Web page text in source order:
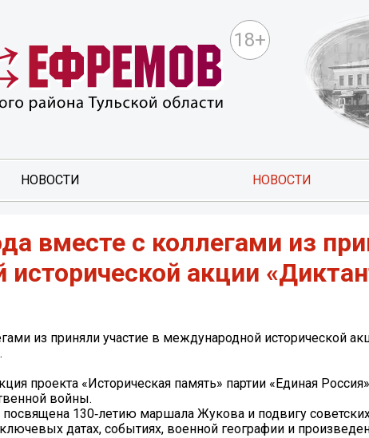
18+
НОВОСТИ НОВОСТИ
вместе с коллегами из
акции
из приняли участие в международной исторической
проекта «Историческая память» партии «Единая
войны.
посвящена 130‑летию маршала Жукова и подвигу
датах, событиях, военной географии и